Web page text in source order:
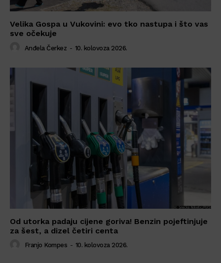
Velika Gospa u Vukovini: evo tko nastupa i što vas
sve očekuje
Anđela Čerkez - 10. kolovoza 2026.
Od utorka padaju cijene goriva! Benzin pojeftinjuje
za šest, a dizel četiri centa
Franjo Kompes - 10. kolovoza 2026.